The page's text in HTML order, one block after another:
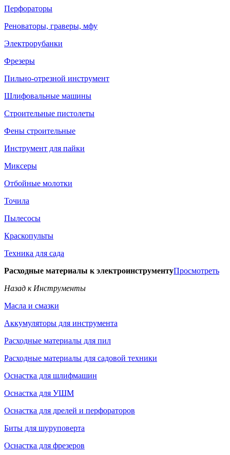
Перфораторы
Реноваторы, граверы, мфу
Электрорубанки
Фрезеры
Пильно-отрезной инструмент
Шлифовальные машины
Строительные пистолеты
Фены строительные
Инструмент для пайки
Миксеры
Отбойные молотки
Точила
Пылесосы
Краскопульты
Техника для сада
Расходные материалы к электроинструментуПросмотреть
Назад к Инструменты
Масла и смазки
Аккумуляторы для инструмента
Расходные материалы для пил
Расходные материалы для садовой техники
Оснастка для шлифмашин
Оснастка для УШМ
Оснастка для дрелей и перфораторов
Биты для шуруповерта
Оснастка для фрезеров